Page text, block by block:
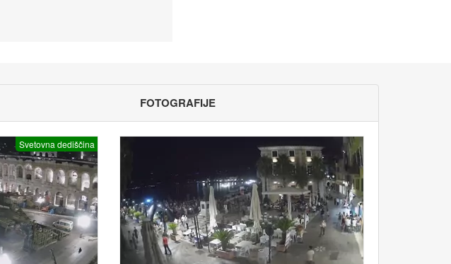
FOTOGRAFIJE
Svetovna dediščina